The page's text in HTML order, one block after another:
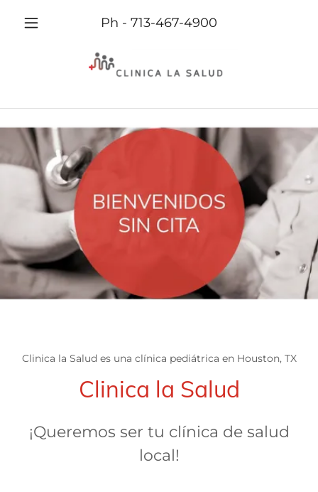
Ph - 713-467-4900
Clinica la Salud es una clínica pediátrica en Houston, TX
Clinica la Salud
¡Queremos ser tu clínica de salud
local!